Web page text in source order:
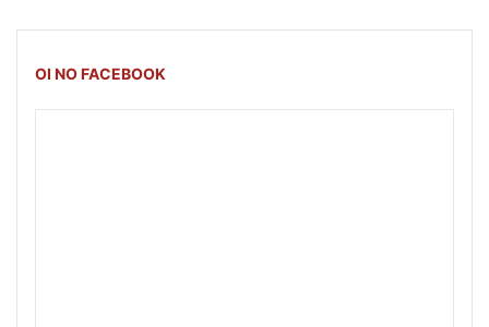
OI NO FACEBOOK